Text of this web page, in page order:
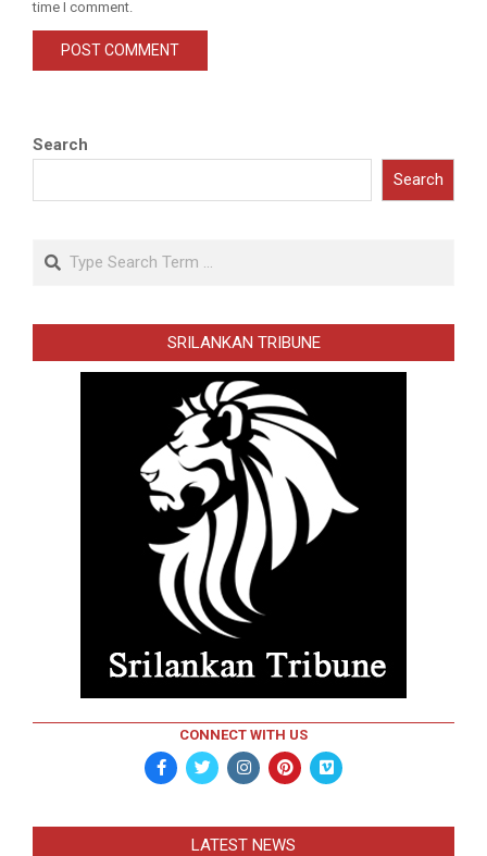
time I comment.
Search
Search
Search
SRILANKAN TRIBUNE
CONNECT WITH US
LATEST NEWS